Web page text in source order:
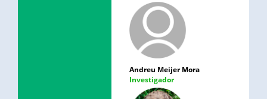
Andreu Meijer Mora
Investigador